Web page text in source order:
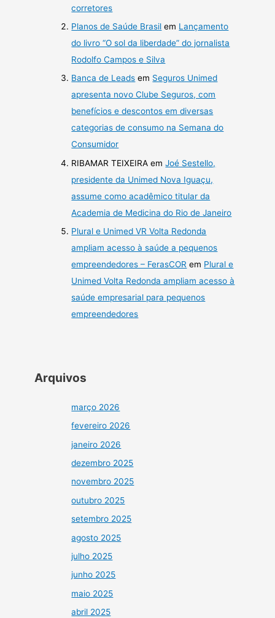
corretores
Planos de Saúde Brasil em Lançamento
do livro “O sol da liberdade” do jornalista
Rodolfo Campos e Silva
Banca de Leads em Seguros Unimed
apresenta novo Clube Seguros, com
benefícios e descontos em diversas
categorias de consumo na Semana do
Consumidor
RIBAMAR TEIXEIRA emJoé Sestello,
presidente da Unimed Nova Iguaçu,
assume como acadêmico titular da
Academia de Medicina do Rio de Janeiro
Plural e Unimed VR Volta Redonda
ampliam acesso à saúde a pequenos
empreendedores – FerasCOR em Plural e
Unimed Volta Redonda ampliam acesso à
saúde empresarial para pequenos
empreendedores
Arquivos
março 2026
fevereiro 2026
janeiro 2026
dezembro 2025
novembro 2025
outubro 2025
setembro 2025
agosto 2025
julho 2025
junho 2025
maio 2025
abril 2025